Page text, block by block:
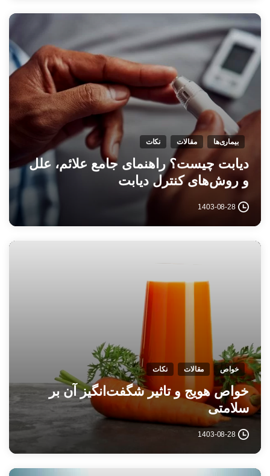
بیماری‌ها مقالات نکات
دیابت چیست؟ راهنمای جامع علائم، علل
و روش‌های کنترل دیابت
1403-08-28
خواص مقالات نکات
خواص هویج و تاثیر شگفت‌انگیز آن بر
سلامتی
1403-08-28